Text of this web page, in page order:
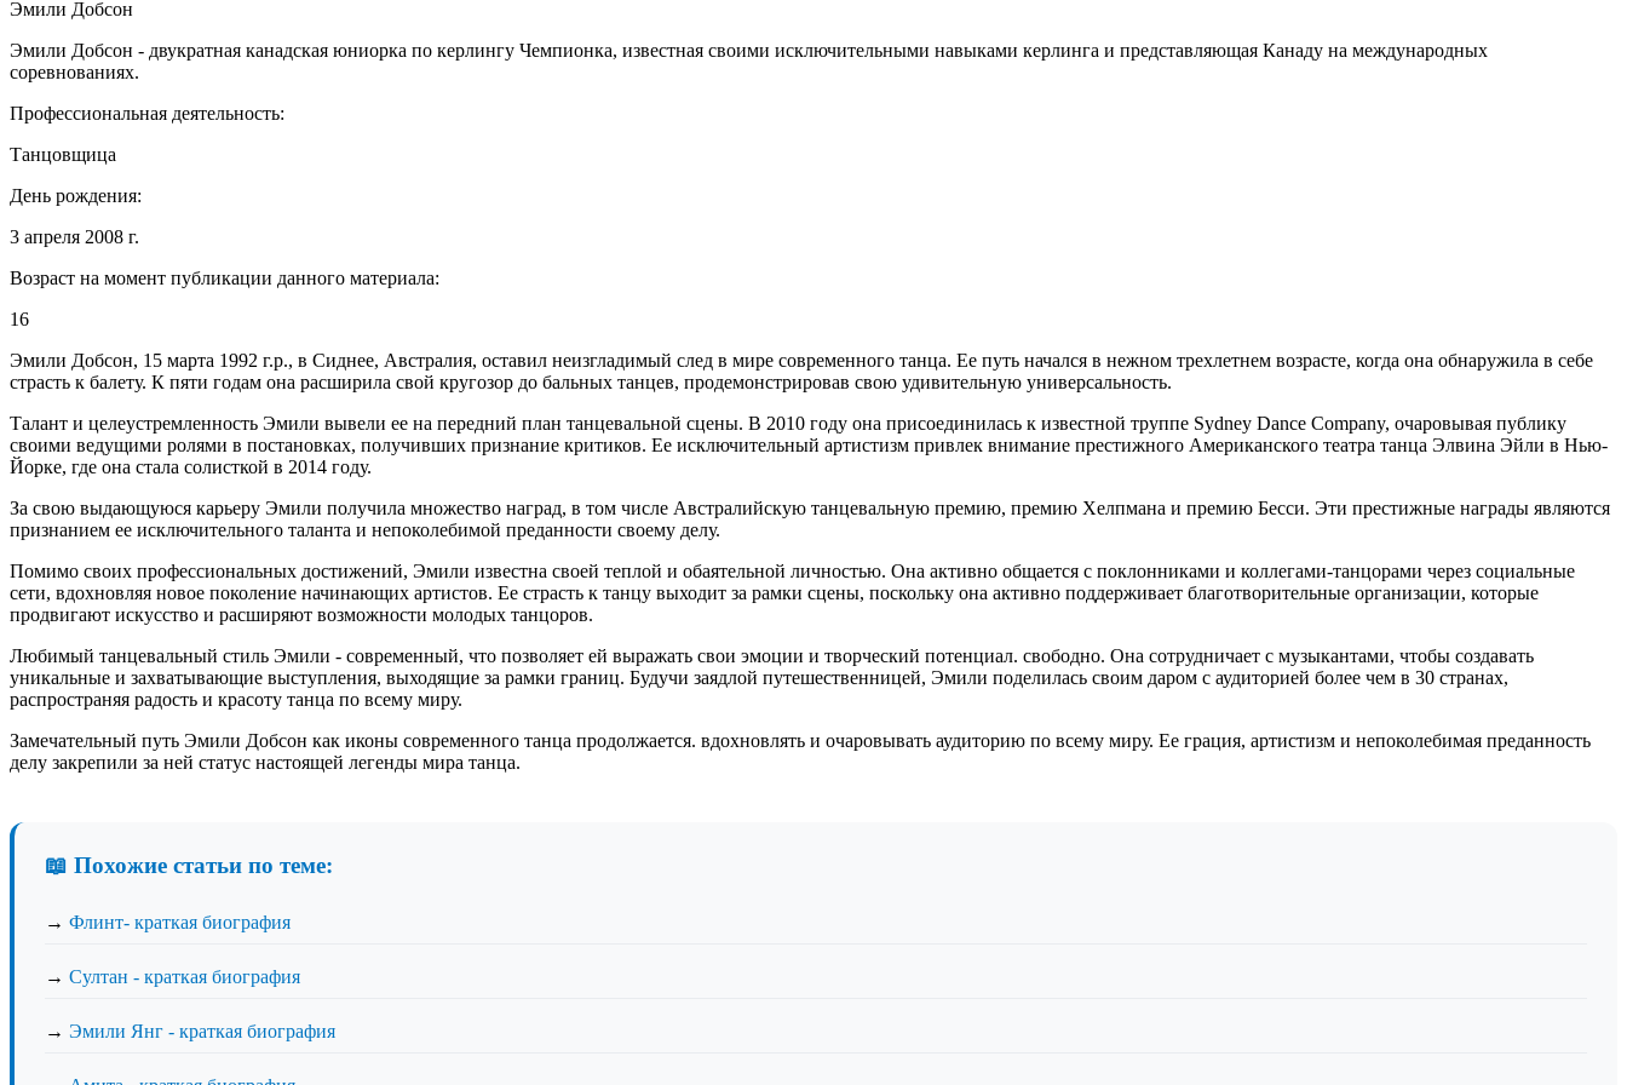
Эмили Добсон
Эмили Добсон - двукратная канадская юниорка по керлингу Чемпионка, известная своими исключительными навыками керлинга и представляющая Канаду на международных
соревнованиях.
Профессиональная деятельность:
Танцовщица
День рождения:
3 апреля 2008 г.
Возраст на момент публикации данного материала:
16
Эмили Добсон, 15 марта 1992 г.р., в Сиднее, Австралия, оставил неизгладимый след в мире современного танца. Ее путь начался в нежном трехлетнем возрасте, когда она обнаружила в себе
страсть к балету. К пяти годам она расширила свой кругозор до бальных танцев, продемонстрировав свою удивительную универсальность.
Талант и целеустремленность Эмили вывели ее на передний план танцевальной сцены. В 2010 году она присоединилась к известной труппе Sydney Dance Company, очаровывая публику
своими ведущими ролями в постановках, получивших признание критиков. Ее исключительный артистизм привлек внимание престижного Американского театра танца Элвина Эйли в Нью-
Йорке, где она стала солисткой в ​​2014 году.
За свою выдающуюся карьеру Эмили получила множество наград, в том числе Австралийскую танцевальную премию, премию Хелпмана и премию Бесси. Эти престижные награды являются
признанием ее исключительного таланта и непоколебимой преданности своему делу.
Помимо своих профессиональных достижений, Эмили известна своей теплой и обаятельной личностью. Она активно общается с поклонниками и коллегами-танцорами через социальные
сети, вдохновляя новое поколение начинающих артистов. Ее страсть к танцу выходит за рамки сцены, поскольку она активно поддерживает благотворительные организации, которые
продвигают искусство и расширяют возможности молодых танцоров.
Любимый танцевальный стиль Эмили - современный, что позволяет ей выражать свои эмоции и творческий потенциал. свободно. Она сотрудничает с музыкантами, чтобы создавать
уникальные и захватывающие выступления, выходящие за рамки границ. Будучи заядлой путешественницей, Эмили поделилась своим даром с аудиторией более чем в 30 странах,
распространяя радость и красоту танца по всему миру.
Замечательный путь Эмили Добсон как иконы современного танца продолжается. вдохновлять и очаровывать аудиторию по всему миру. Ее грация, артистизм и непоколебимая преданность
делу закрепили за ней статус настоящей легенды мира танца.
📖 Похожие статьи по теме:
→ Флинт- краткая биография
→ Султан - краткая биография
→ Эмили Янг - краткая биография